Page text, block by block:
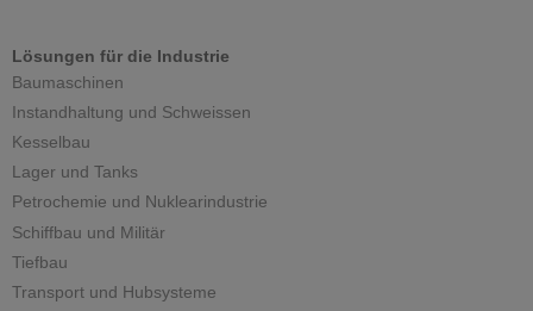
Lösungen für die Industrie
Baumaschinen
Instandhaltung und Schweissen
Kesselbau
Lager und Tanks
Petrochemie und Nuklearindustrie
Schiffbau und Militär
Tiefbau
Transport und Hubsysteme